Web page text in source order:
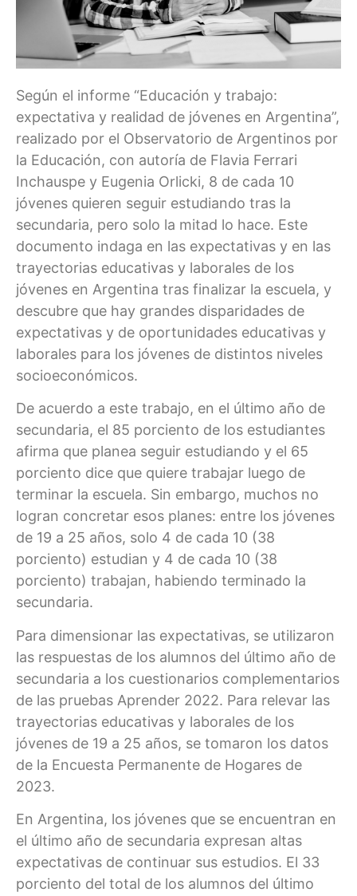
Según el informe “Educación y trabajo:
expectativa y realidad de jóvenes en Argentina”,
realizado por el Observatorio de Argentinos por
la Educación, con autoría de Flavia Ferrari
Inchauspe y Eugenia Orlicki, 8 de cada 10
jóvenes quieren seguir estudiando tras la
secundaria, pero solo la mitad lo hace. Este
documento indaga en las expectativas y en las
trayectorias educativas y laborales de los
jóvenes en Argentina tras finalizar la escuela, y
descubre que hay grandes disparidades de
expectativas y de oportunidades educativas y
laborales para los jóvenes de distintos niveles
socioeconómicos.
De acuerdo a este trabajo, en el último año de
secundaria, el 85 porciento de los estudiantes
afirma que planea seguir estudiando y el 65
porciento dice que quiere trabajar luego de
terminar la escuela. Sin embargo, muchos no
logran concretar esos planes: entre los jóvenes
de 19 a 25 años, solo 4 de cada 10 (38
porciento) estudian y 4 de cada 10 (38
porciento) trabajan, habiendo terminado la
secundaria.
Para dimensionar las expectativas, se utilizaron
las respuestas de los alumnos del último año de
secundaria a los cuestionarios complementarios
de las pruebas Aprender 2022. Para relevar las
trayectorias educativas y laborales de los
jóvenes de 19 a 25 años, se tomaron los datos
de la Encuesta Permanente de Hogares de
2023.
En Argentina, los jóvenes que se encuentran en
el último año de secundaria expresan altas
expectativas de continuar sus estudios. El 33
porciento del total de los alumnos del último